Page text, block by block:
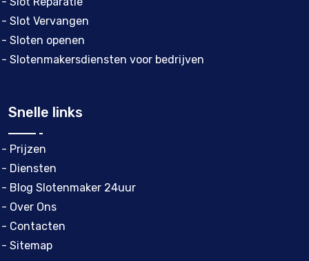
- Slot Vervangen
- Sloten openen
- Slotenmakersdiensten voor bedrijven
Snelle links
- Prijzen
- Diensten
- Blog Slotenmaker 24uur
- Over Ons
- Contacten
- Sitemap